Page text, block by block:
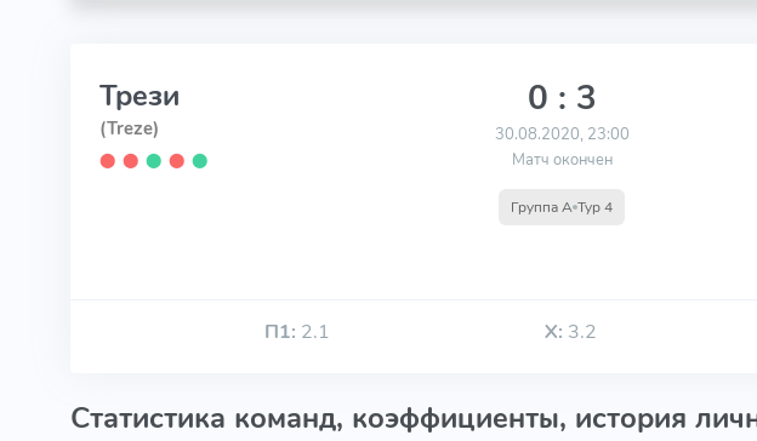
Трези
(Treze)
⬤ ⬤ ⬤ ⬤ ⬤
0 : 3
30.08.2020, 23:00
Матч окончен
Группа A Тур 4
П1: 2.1 Х: 3.2
Статистика команд, коэффициенты, история